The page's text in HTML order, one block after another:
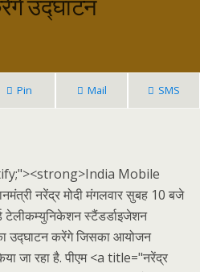
Pin Mail SMS
Mobile
नरेंद्र मोदी मंगलवार सुबह 10 बजे
टेलीकम्युनिकेशन स्टैंडर्डाइजेशन
उद्घाटन करेंगे जिसका आयोजन
जा रहा है. पीएम <a title="नरेंद्र